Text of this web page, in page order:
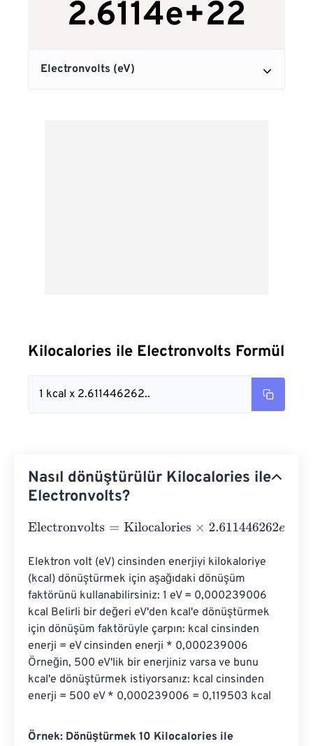
Kilocalories ile Electronvolts Formül
1 kcal x 2.611446262..
Nasıl dönüştürülür Kilocalories ile
Electronvolts?
Electronvolts=Kilocalories×2.611446262e22
Elektron volt (eV) cinsinden enerjiyi kilokaloriye
(kcal) dönüştürmek için aşağıdaki dönüşüm
faktörünü kullanabilirsiniz: 1 eV = 0,000239006
kcal Belirli bir değeri eV'den kcal'e dönüştürmek
için dönüşüm faktörüyle çarpın: kcal cinsinden
enerji = eV cinsinden enerji * 0,000239006
Örneğin, 500 eV'lik bir enerjiniz varsa ve bunu
kcal'e dönüştürmek istiyorsanız: kcal cinsinden
enerji = 500 eV * 0,000239006 = 0,119503 kcal
Örnek: Dönüştürmek 10 Kilocalories ile